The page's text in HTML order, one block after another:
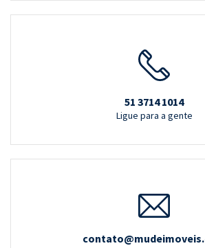
51 3714 1014
Ligue para a gente